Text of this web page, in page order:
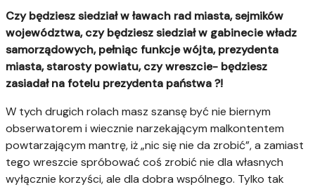
Czy będziesz siedział w ławach rad miasta, sejmików
województwa, czy będziesz siedział w gabinecie władz
samorządowych, pełniąc funkcje wójta, prezydenta
miasta, starosty powiatu, czy wreszcie- będziesz
zasiadał na fotelu prezydenta państwa ?!
W tych drugich rolach masz szansę być nie biernym
obserwatorem i wiecznie narzekającym malkontentem
powtarzającym mantrę, iż „nic się nie da zrobić”, a zamiast
tego wreszcie spróbować coś zrobić nie dla własnych
wyłącznie korzyści, ale dla dobra wspólnego. Tylko tak